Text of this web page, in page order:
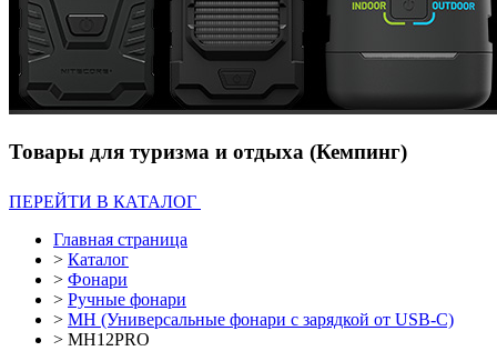
Товары для туризма и отдыха (Кемпинг)
ПЕРЕЙТИ В КАТАЛОГ
Главная страница
> Каталог
> Фонари
> Ручные фонари
> MH (Универсальные фонари с зарядкой от USB-C)
> MH12PRO